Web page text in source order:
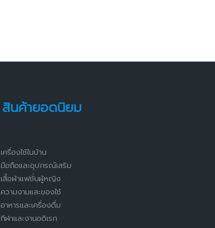
สินค้ายอดนิยม
เครื่องใช้ในบ้าน
มือถือและอุปกรณ์เสริม
เสื้อผ้าแฟชั่นผู้หญิง
ความงามและของใช้
อาหารและเครื่องดื่ม
กีฬาและงานอดิเรก